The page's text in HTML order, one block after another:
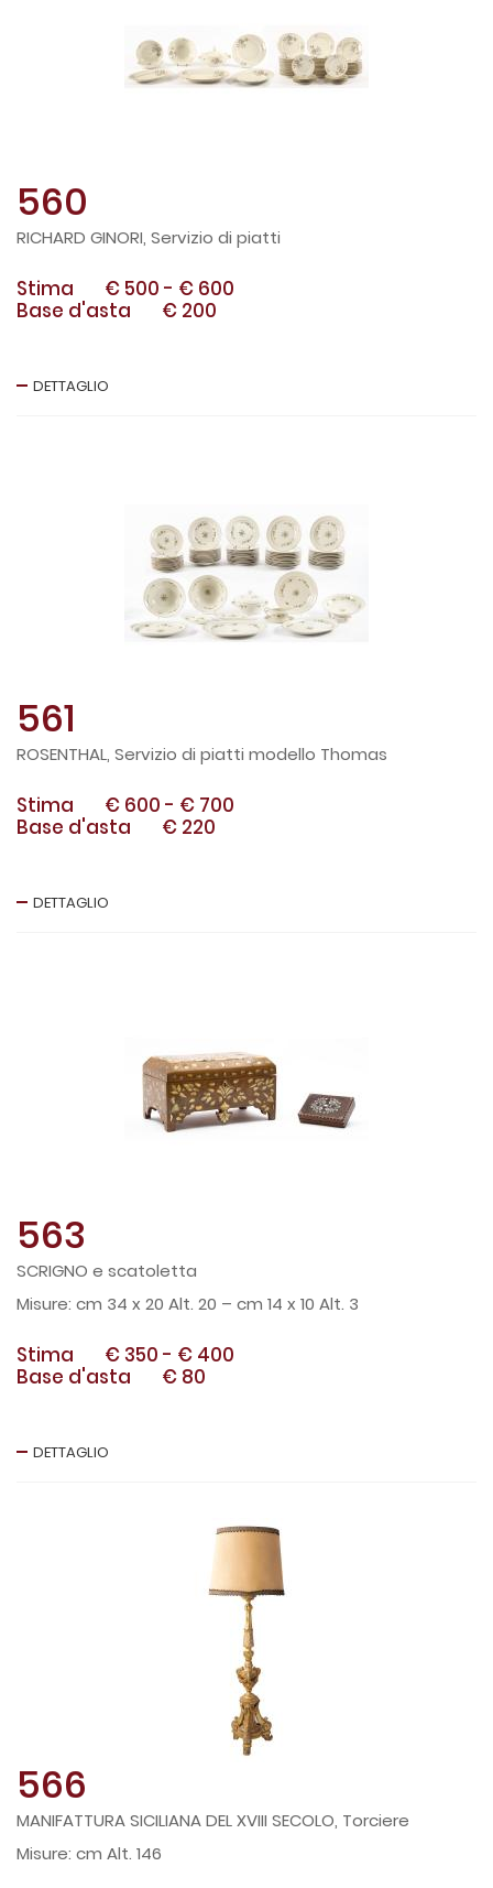
560
RICHARD GINORI, Servizio di piatti
Stima € 500 - € 600
Base d'asta
€ 200
DETTAGLIO
561
ROSENTHAL, Servizio di piatti modello Thomas
Stima € 600 - € 700
Base d'asta
€ 220
DETTAGLIO
563
SCRIGNO e scatoletta
cm 34 x 20 Alt. 20 – cm 14 x 10 Alt. 3
Stima € 350 - € 400
Base d'asta
€ 80
DETTAGLIO
566
MANIFATTURA SICILIANA DEL XVIII SECOLO, Torciere
cm Alt. 146